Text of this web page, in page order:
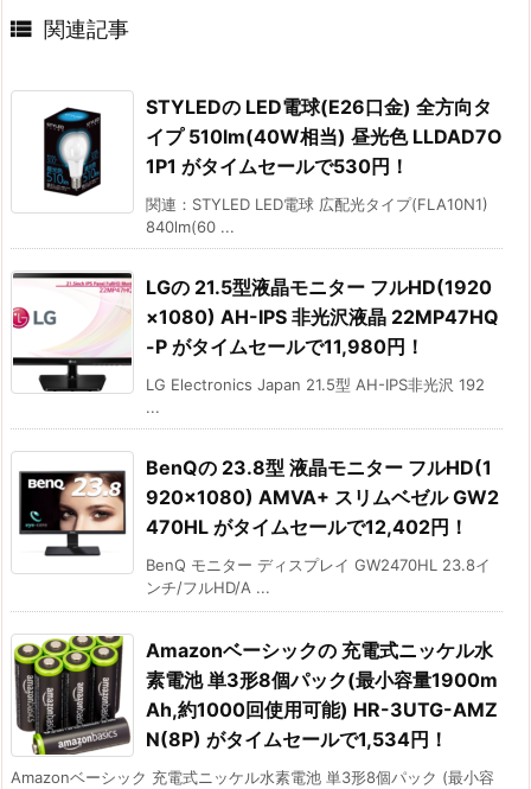
 関連記事
STYLEDの LED電球(E26口金) 全方向タ
イプ 510lm(40W相当) 昼光色 LLDAD7O
1P1 がタイムセールで530円！
関連：STYLED LED電球 広配光タイプ(FLA10N1)
840lm(60 ...
LGの 21.5型液晶モニター フルHD(1920
×1080) AH-IPS 非光沢液晶 22MP47HQ
-P がタイムセールで11,980円！
LG Electronics Japan 21.5型 AH-IPS非光沢 192
...
BenQの 23.8型 液晶モニター フルHD(1
920×1080) AMVA+ スリムベゼル GW2
470HL がタイムセールで12,402円！
BenQ モニター ディスプレイ GW2470HL 23.8イ
ンチ/フルHD/A ...
Amazonベーシックの 充電式ニッケル水
素電池 単3形8個パック(最小容量1900m
Ah,約1000回使用可能) HR-3UTG-AMZ
N(8P) がタイムセールで1,534円！
Amazonベーシック 充電式ニッケル水素電池 単3形8個パック (最小容